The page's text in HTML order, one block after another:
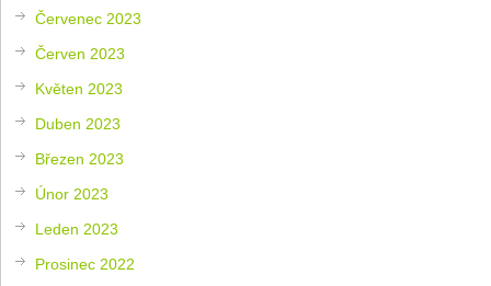
Červenec 2023
Červen 2023
Květen 2023
Duben 2023
Březen 2023
Únor 2023
Leden 2023
Prosinec 2022